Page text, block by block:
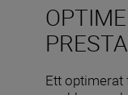
Ett